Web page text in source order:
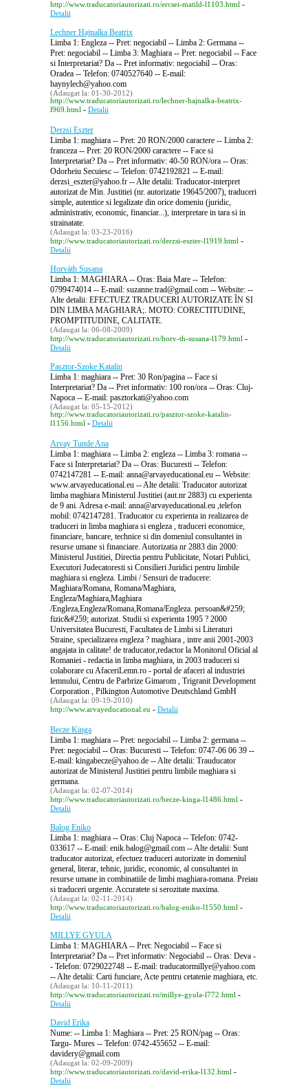
http://www.traducatoriautorizati.ro/ercsei-matild-l1103.html-
Detalii
Lechner Hajnalka Beatrix
Limba 1: Engleza -- Pret: negociabil -- Limba 2: Germana --
Pret: negociabil -- Limba 3: Maghiara -- Pret: negociabil -- Face
si Interpretariat? Da -- Pret informativ: negociabil -- Oras:
Oradea -- Telefon: 0740527640 -- E-mail:
haynylech@yahoo.com
(Adaugat la: 01-30-2012)
http://www.traducatoriautorizati.ro/lechner-hajnalka-beatrix-
l969.html- Detalii
Derzsi Eszter
Limba 1: maghiara -- Pret: 20 RON/2000 caractere -- Limba 2:
franceza -- Pret: 20 RON/2000 caractere -- Face si
Interpretariat? Da -- Pret informativ: 40-50 RON/ora -- Oras:
Odorheiu Secuiesc -- Telefon: 0742192821 -- E-mail:
derzsi_eszter@yahoo.fr -- Alte detalii: Traducator-interpret
autorizat de Min. Justitiei (nr. autorizatie 19645/2007), traduceri
simple, autentice si legalizate din orice domeniu (juridic,
administrativ, economic, financiar...), interpretare in tara si in
strainatate.
(Adaugat la: 03-23-2016)
http://www.traducatoriautorizati.ro/derzsi-eszter-l1919.html-
Detalii
Horváth Susana
Limba 1: MAGHIARA -- Oras: Baia Mare -- Telefon:
0799474014 -- E-mail: suzanne.trad@gmail.com -- Website: --
Alte detalii: EFECTUEZ TRADUCERI AUTORIZATE ÎN SI
DIN LIMBA MAGHIARA;. MOTO: CORECTITUDINE,
PROMPTITUDINE, CALITATE.
(Adaugat la: 06-08-2009)
http://www.traducatoriautorizati.ro/horv-th-susana-l179.html-
Detalii
Pasztor-Szoke Katalin
Limba 1: maghiara -- Pret: 30 Ron/pagina -- Face si
Interpretariat? Da -- Pret informativ: 100 ron/ora -- Oras: Cluj-
Napoca -- E-mail: pasztorkati@yahoo.com
(Adaugat la: 05-15-2012)
http://www.traducatoriautorizati.ro/pasztor-szoke-katalin-
l1156.html- Detalii
Arvay Tunde Ana
Limba 1: maghiara -- Limba 2: engleza -- Limba 3: romana --
Face si Interpretariat? Da -- Oras: Bucuresti -- Telefon:
0742147281 -- E-mail: anna@arvayeducational.eu -- Website:
www.arvayeducational.eu -- Alte detalii: Traducator autorizat
limba maghiara Ministerul Justitiei (aut.nr 2883) cu experienta
de 9 ani. Adresa e-mail: anna@arvayeducational.eu ,telefon
mobil: 0742147281. Traducator cu experienta in realizarea de
traduceri in limba maghiara si engleza , traduceri economice,
financiare, bancare, technice si din domeniul consultantei in
resurse umane si financiare. Autorizatia nr 2883 din 2000:
Ministerul Justitiei, Directia pentru Publicitate, Notari Publici,
Executori Judecatoresti si Consilieri Juridici pentru limbile
maghiara si engleza. Limbi / Sensuri de traducere:
Maghiara/Romana, Romana/Maghiara,
Engleza/Maghiara,Maghiara
/Engleza,Engleza/Romana,Romana/Engleza. persoan&#259;
fizic&#259; autorizat. Studii si experienta 1995 ? 2000
Universitatea Bucuresti, Facultatea de Limbi si Literaturi
Straine, specializarea engleza ? maghiara , intre anii 2001-2003
angajata in calitate! de traducator,redactor la Monitorul Oficial al
Romaniei - redactia in limba maghiara, in 2003 traduceri si
colaborare cu AfaceriLemn.ro - portal de afaceri al industriei
lemnului, Centru de Parbrize Gimarom , Trigranit Development
Corporation , Pilkington Automotive Deutschland GmbH
(Adaugat la: 09-19-2010)
http://www.arvayeducational.eu- Detalii
Becze Kinga
Limba 1: maghiara -- Pret: negociabil -- Limba 2: germana --
Pret: negociabil -- Oras: Bucuresti -- Telefon: 0747-06 06 39 --
E-mail: kingabecze@yahoo.de -- Alte detalii: Trauducator
autorizat de Ministerul Justitiei pentru limbile maghiara si
germana.
(Adaugat la: 02-07-2014)
http://www.traducatoriautorizati.ro/becze-kinga-l1486.html-
Detalii
Balog Eniko
Limba 1: maghiara -- Oras: Cluj Napoca -- Telefon: 0742-
033617 -- E-mail: enik.balog@gmail.com -- Alte detalii: Sunt
traducator autorizat, efectuez traduceri autorizate in domeniul
general, literar, tehnic, juridic, economic, al consultantei in
resurse umane in combinatiile de limbi maghiara-romana. Preiau
si traduceri urgente. Accuratete si serozitate maxima.
(Adaugat la: 02-11-2014)
http://www.traducatoriautorizati.ro/balog-eniko-l1550.html-
Detalii
MILLYE GYULA
Limba 1: MAGHIARA -- Pret: Negociabil -- Face si
Interpretariat? Da -- Pret informativ: Negociabil -- Oras: Deva -
- Telefon: 0729022748 -- E-mail: traducatormillye@yahoo.com
-- Alte detalii: Carti funciare, Acte pentru cetatenie maghiara, etc.
(Adaugat la: 10-11-2011)
http://www.traducatoriautorizati.ro/millye-gyula-l772.html-
Detalii
David Erika
Nume: -- Limba 1: Maghiara -- Pret: 25 RON/pag -- Oras:
Targu- Mures -- Telefon: 0742-455652 -- E-mail:
davidery@gmail.com
(Adaugat la: 02-09-2009)
http://www.traducatoriautorizati.ro/david-erika-l132.html-
Detalii